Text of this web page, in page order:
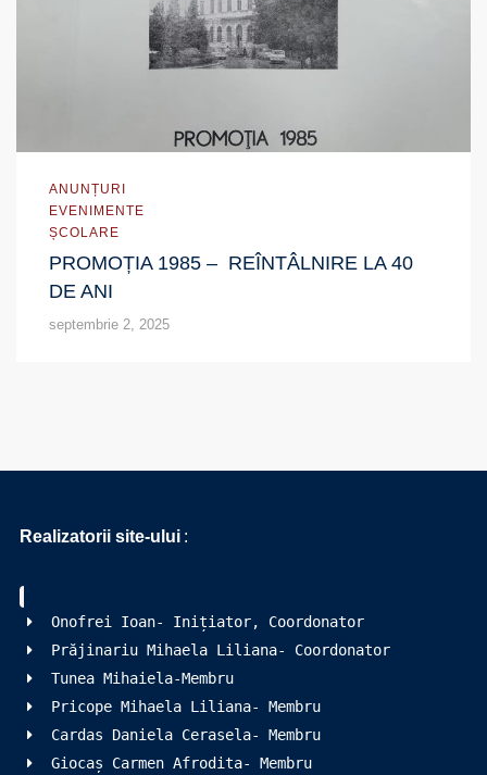
ANUNȚURI
EVENIMENTE
ȘCOLARE
PROMOȚIA 1985 – REÎNTÂLNIRE LA 40
DE ANI
septembrie 2, 2025
Realizatorii site-ului :
Onofrei Ioan- Inițiator, Coordonator
Prăjinariu Mihaela Liliana- Coordonator
Tunea Mihaiela-Membru
Pricope Mihaela Liliana- Membru
Cardas Daniela Cerasela- Membru
Giocaș Carmen Afrodita- Membru